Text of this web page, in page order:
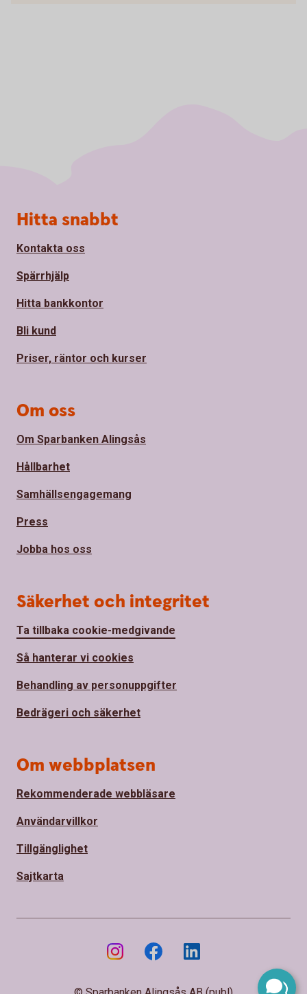
Sidfot
Hitta snabbt
Kontakta oss
Spärrhjälp
Hitta bankkontor
Bli kund
Priser, räntor och kurser
Om oss
Om Sparbanken Alingsås
Hållbarhet
Samhällsengagemang
Press
Jobba hos oss
Säkerhet och integritet
Ta tillbaka cookie-medgivande
Så hanterar vi cookies
Behandling av personuppgifter
Bedrägeri och säkerhet
Om webbplatsen
Rekommenderade webbläsare
Användarvillkor
Tillgänglighet
Sajtkarta